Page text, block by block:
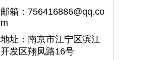
邮箱：756416886@qq.co
m
地址：南京市江宁区滨江
开发区翔凤路16号